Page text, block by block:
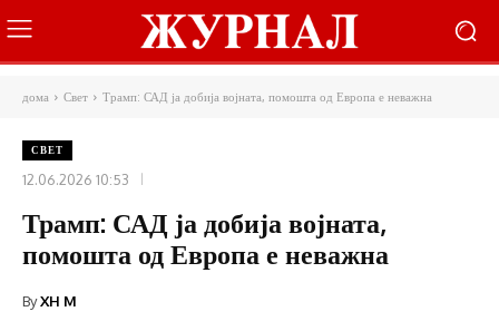
дома Свет Трамп: САД ја добија војната, помошта од Европа е неважна
СВЕТ
12.06.2026 10:53
Трамп: САД ја добија војната,
помошта од Европа е неважна
ByXH M